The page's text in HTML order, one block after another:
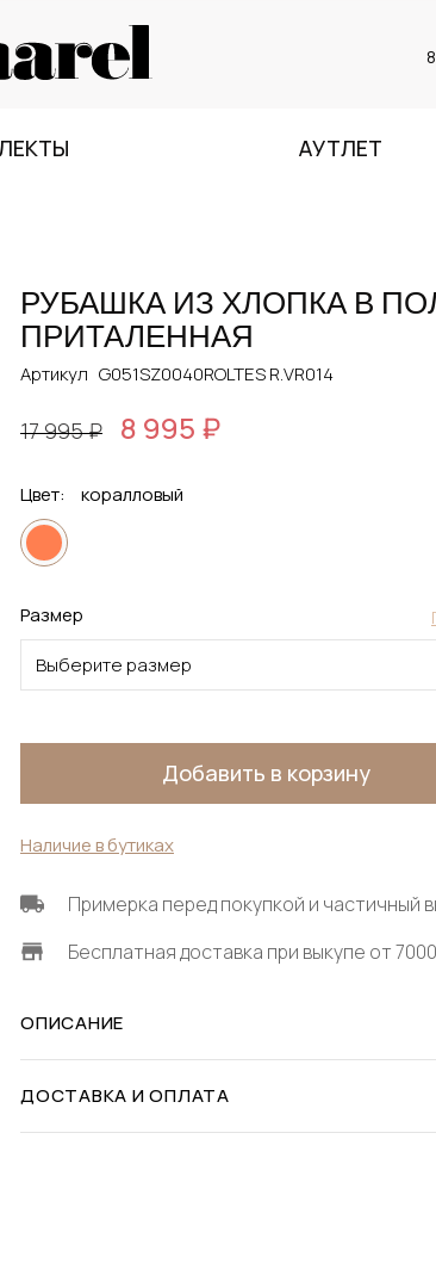
АУТЛЕТ
РУБАШКА ИЗ ХЛОПКА В
ПРИТАЛЕННАЯ
Артикул G051SZ0040ROLTES R.VR014
17 995 ₽ 8 995 ₽
Цвет: коралловый
Размер
Выберите размер
Добавить в корзину
Наличие в бутиках
Примерка перед покупкой и частичный
Бесплатная доставка при выкупе от
ОПИСАНИЕ
ДОСТАВКА И ОПЛАТА